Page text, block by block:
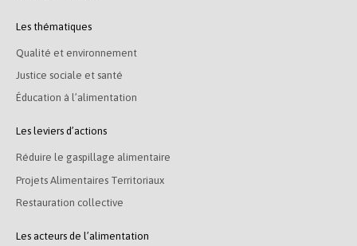
Les thématiques
Qualité et environnement
Justice sociale et santé
Éducation à l’alimentation
Les leviers d’actions
Réduire le gaspillage alimentaire
Projets Alimentaires Territoriaux
Restauration collective
Les acteurs de l’alimentation